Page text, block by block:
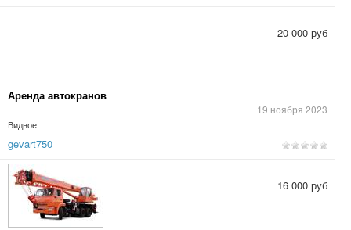
Аренда автокранов
19 ноября 2023
Видное
20 000 руб
gevart750
16 000 руб